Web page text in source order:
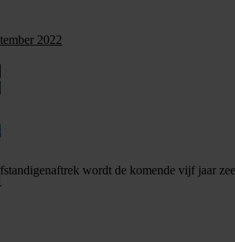
2022
wordt de komende vijf jaar